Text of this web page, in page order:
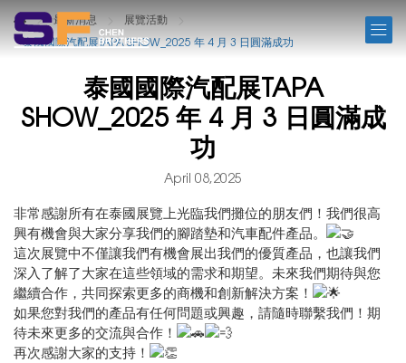
最新消息
展覽活動
泰國國際汽配展TAPA SHOW_2025 年 4 月 3 日圓滿成功
泰國國際汽配展TAPA
SHOW_2025 年 4 月 3 日圓滿成
功
April 08,2025
非常感謝所有在泰國展覽上光臨我們攤位的朋友們！我們很高
興有機會與大家分享我們的腳踏墊和汽車配件產品。
這次展覽中不僅讓我們有機會展出我們的優質產品，也讓我們
深入了解了大家在這些領域的需求和期望。未來我們期待與您
繼續合作，共同探索更多的商機和創新解決方案！
如果您對我們的產品有任何問題或興趣，請隨時聯繫我們！期
待未來更多的交流與合作！
再次感謝大家的支持！